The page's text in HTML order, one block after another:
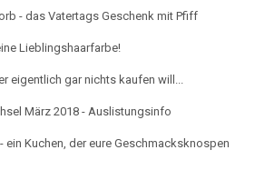
- das Vatertags Geschenk mit Pfiff
Lieblingshaarfarbe!
eigentlich gar nichts kaufen will...
März 2018 - Auslistungsinfo
ein Kuchen, der eure Geschmacksknospen